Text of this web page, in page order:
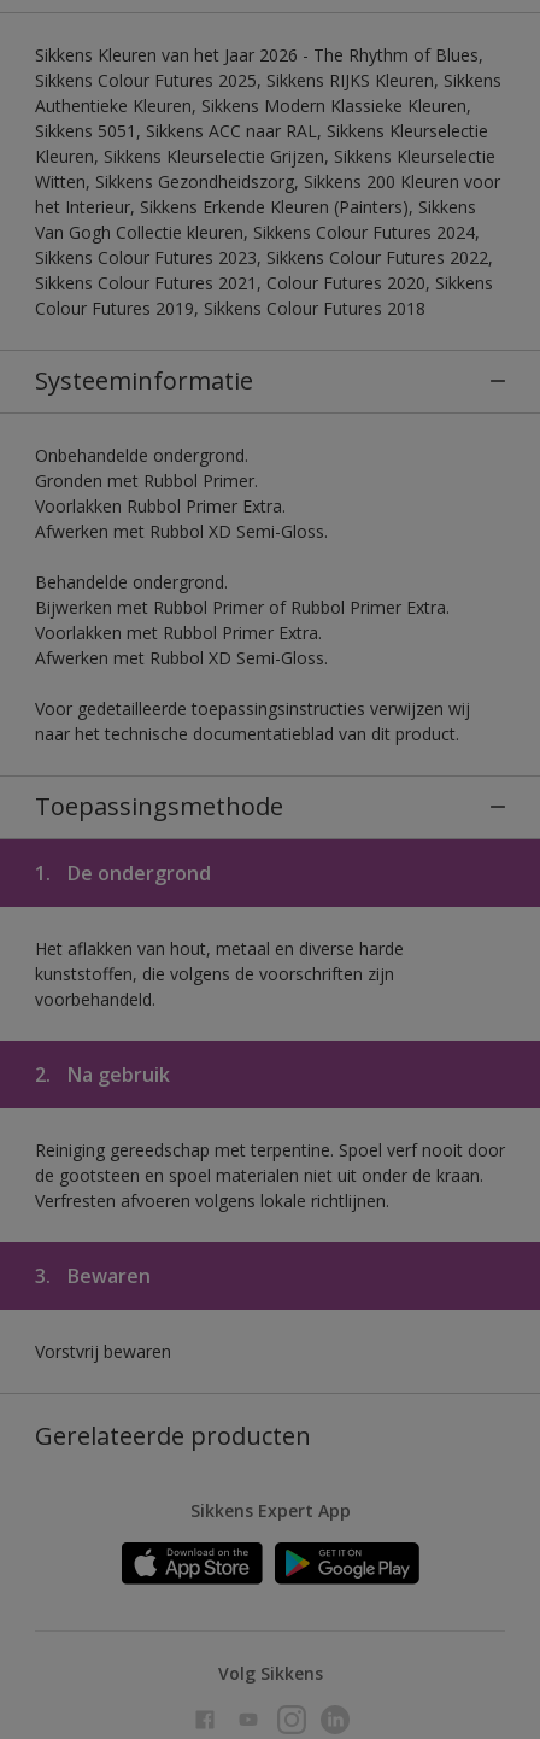
Sikkens Kleuren van het Jaar 2026 - The Rhythm of Blues,
Sikkens Colour Futures 2025, Sikkens RIJKS Kleuren, Sikkens
Authentieke Kleuren, Sikkens Modern Klassieke Kleuren,
Sikkens 5051, Sikkens ACC naar RAL, Sikkens Kleurselectie
Kleuren, Sikkens Kleurselectie Grijzen, Sikkens Kleurselectie
Witten, Sikkens Gezondheidszorg, Sikkens 200 Kleuren voor
het Interieur, Sikkens Erkende Kleuren (Painters), Sikkens
Van Gogh Collectie kleuren, Sikkens Colour Futures 2024,
Sikkens Colour Futures 2023, Sikkens Colour Futures 2022,
Sikkens Colour Futures 2021, Colour Futures 2020, Sikkens
Colour Futures 2019, Sikkens Colour Futures 2018
Systeeminformatie
Onbehandelde ondergrond.
Gronden met Rubbol Primer.
Voorlakken Rubbol Primer Extra.
Afwerken met Rubbol XD Semi-Gloss.
Behandelde ondergrond.
Bijwerken met Rubbol Primer of Rubbol Primer Extra.
Voorlakken met Rubbol Primer Extra.
Afwerken met Rubbol XD Semi-Gloss.
Voor gedetailleerde toepassingsinstructies verwijzen wij
naar het technische documentatieblad van dit product.
Toepassingsmethode
1. De ondergrond
Het aflakken van hout, metaal en diverse harde
kunststoffen, die volgens de voorschriften zijn
voorbehandeld.
2. Na gebruik
Reiniging gereedschap met terpentine. Spoel verf nooit door
de gootsteen en spoel materialen niet uit onder de kraan.
Verfresten afvoeren volgens lokale richtlijnen.
3. Bewaren
Vorstvrij bewaren
Gerelateerde producten
Sikkens Expert App
Volg Sikkens